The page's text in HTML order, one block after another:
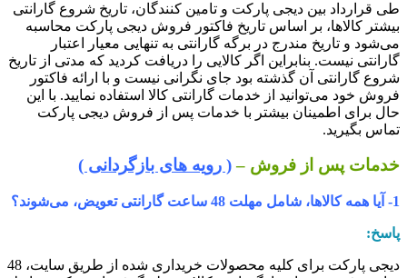
قرارداد بین دیجی پارکت و تامین کنندگان، تاریخ شروع گارانتی
کالاها، بر اساس تاریخ فاکتور فروش دیجی پارکت محاسبه
و تاریخ مندرج در برگه گارانتی به تنهایی معیار اعتبار
نیست. بنابراین اگر کالایی را دریافت کردید که مدتی از تاریخ
گارانتی آن گذشته بود جای نگرانی نیست و با ارائه فاکتور
خود می‌توانید از خدمات گارانتی کالا استفاده نمایید. با این
برای اطمینان بیشتر با خدمات پس از فروش دیجی پارکت
بگیرید.
پس از فروش –( رویه های بازگردانی )
دیجی پارکت برای کلیه محصولات خریداری شده از طریق سایت، 48